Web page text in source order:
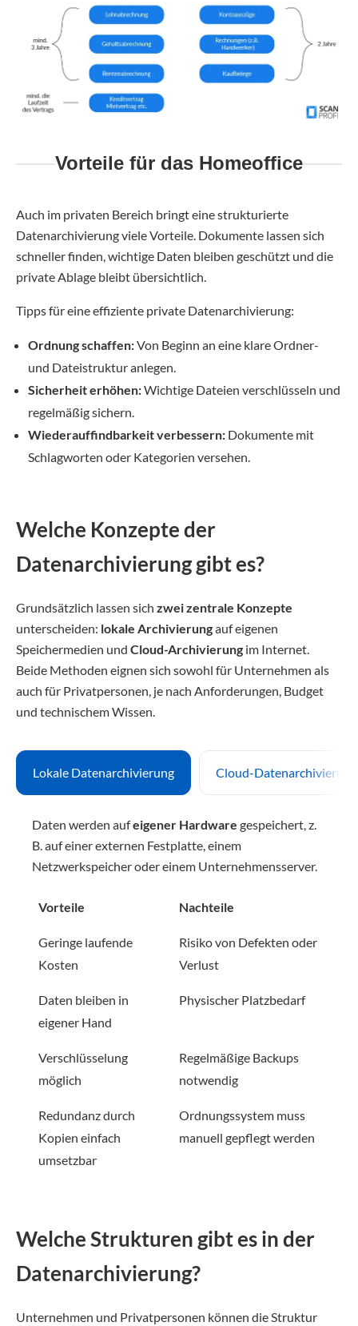
Vorteile für das Homeoffice
Auch im privaten Bereich bringt eine strukturierte
Datenarchivierung viele Vorteile. Dokumente lassen sich
schneller finden, wichtige Daten bleiben geschützt und die
private Ablage bleibt übersichtlich.
Tipps für eine effiziente private Datenarchivierung:
Ordnung schaffen:Von Beginn an eine klare Ordner-
und Dateistruktur anlegen.
Sicherheit erhöhen:Wichtige Dateien verschlüsseln und
regelmäßig sichern.
Wiederauffindbarkeit verbessern: Dokumente mit
Schlagworten oder Kategorien versehen.
Welche Konzepte der
Datenarchivierung gibt es?
Grundsätzlich lassen sich zwei zentrale Konzepte
unterscheiden: lokale Archivierungauf eigenen
Speichermedien und Cloud-Archivierung im Internet.
Beide Methoden eignen sich sowohl für Unternehmen als
auch für Privatpersonen, je nach Anforderungen, Budget
und technischem Wissen.
Lokale Datenarchivierung Cloud-Datenarchivierung
Daten werden aufeigener Hardware gespeichert, z.
B. auf einer externen Festplatte, einem
Netzwerkspeicher oder einem Unternehmensserver.
Vorteile Nachteile
Geringe laufende
Kosten
Risiko von Defekten oder
Verlust
Daten bleiben in
eigener Hand
Physischer Platzbedarf
Verschlüsselung
möglich
Regelmäßige Backups
notwendig
Redundanz durch
Kopien einfach
umsetzbar
Ordnungssystem muss
manuell gepflegt werden
Welche Strukturen gibt es in der
Datenarchivierung?
Unternehmen und Privatpersonen können die Struktur